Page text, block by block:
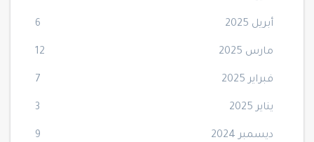
أبريل 2025
مارس 2025
فبراير 2025
يناير 2025
ديسمبر 2024